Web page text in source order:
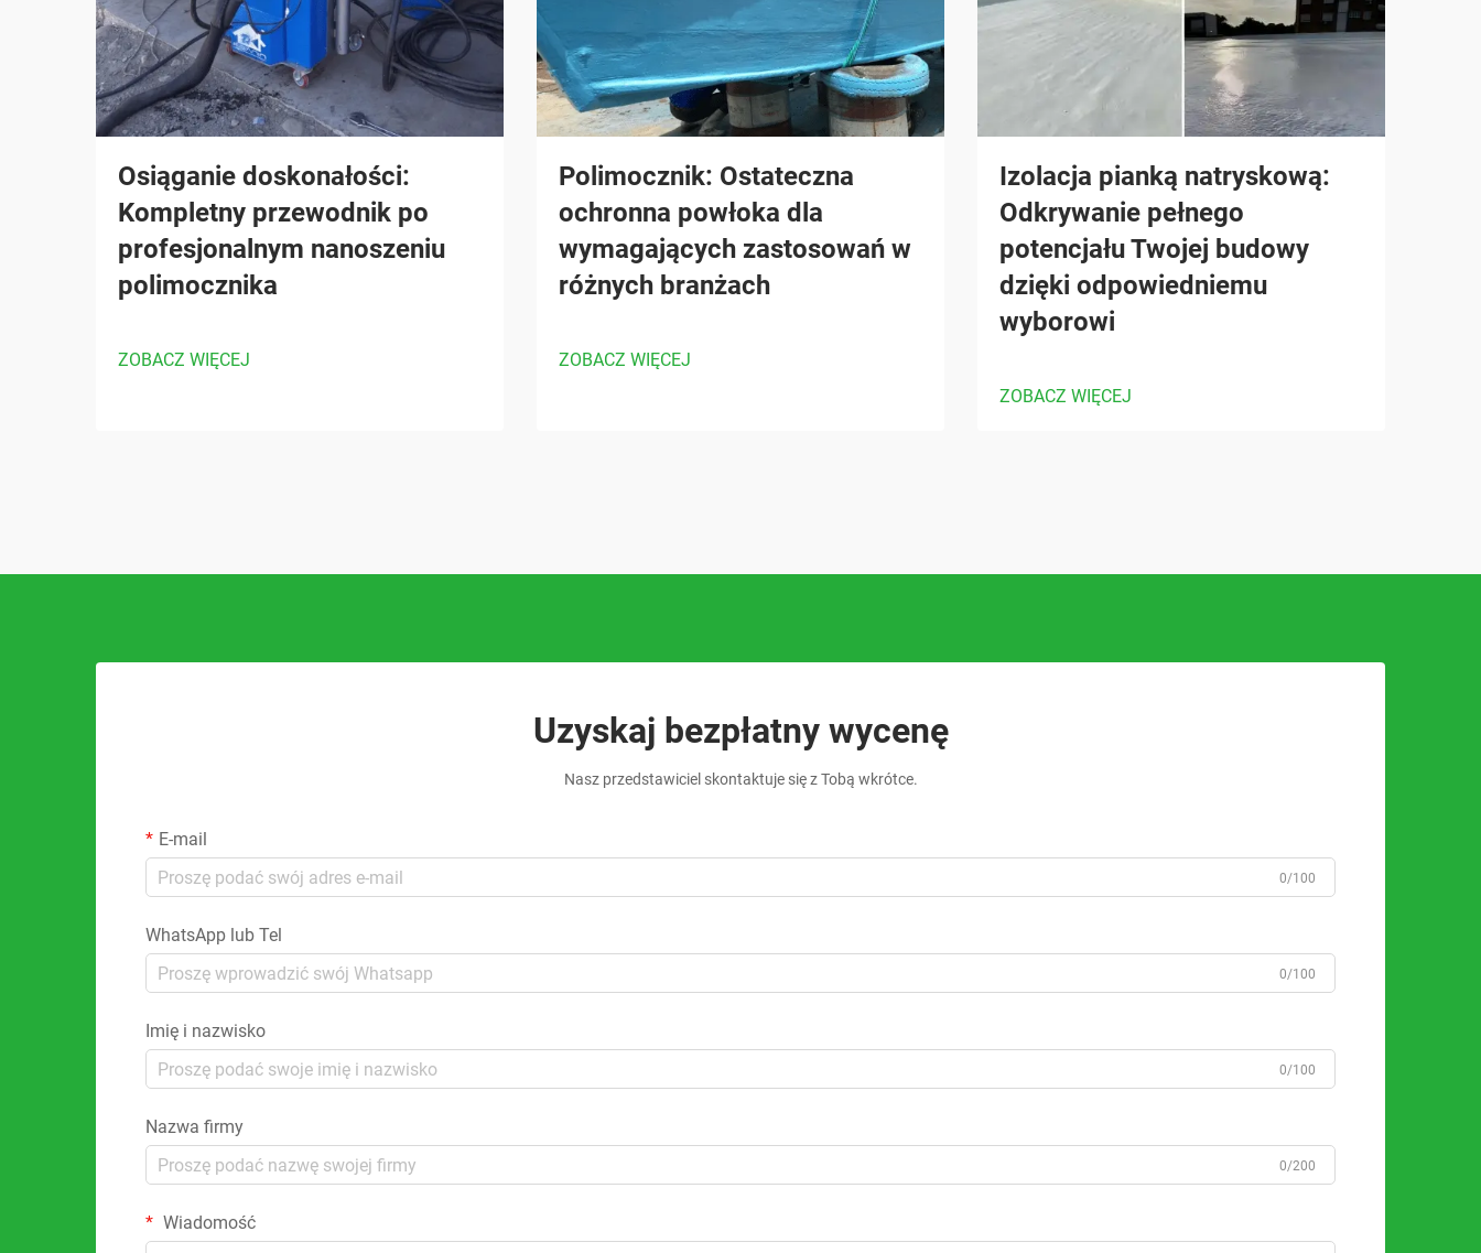
Osiąganie doskonałości:
Kompletny przewodnik po
profesjonalnym nanoszeniu
polimocznika
ZOBACZ WIĘCEJ
Polimocznik: Ostateczna
ochronna powłoka dla
wymagających zastosowań w
różnych branżach
ZOBACZ WIĘCEJ
Izolacja pianką natryskową:
Odkrywanie pełnego
potencjału Twojej budowy
dzięki odpowiedniemu
wyborowi
ZOBACZ WIĘCEJ
Uzyskaj bezpłatny wycenę
Nasz przedstawiciel skontaktuje się z Tobą wkrótce.
E-mail
0/100
WhatsApp lub Tel
0/100
Imię i nazwisko
0/100
Nazwa firmy
0/200
Wiadomość